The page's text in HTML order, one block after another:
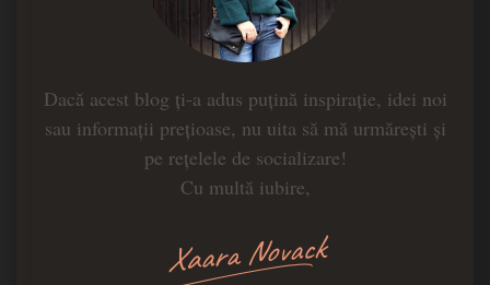
Dacă acest blog ți-a adus puțină inspirație, idei noi
sau informații prețioase, nu uita să mă urmărești și
pe rețelele de socializare!
Cu multă iubire,
Xaara Novack